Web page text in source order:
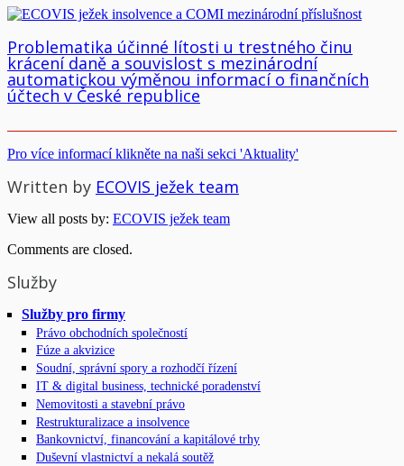
Problematika účinné lítosti u trestného činu
krácení daně a souvislost s mezinárodní
automatickou výměnou informací o finančních
účtech v České republice
Pro více informací klikněte na naši sekci 'Aktuality'
Written by ECOVIS ježek team
View all posts by: ECOVIS ježek team
Comments are closed.
Služby
Služby pro firmy
Právo obchodních společností
Fúze a akvizice
Soudní, správní spory a rozhodčí řízení
IT & digital business, technické poradenství
Nemovitosti a stavební právo
Restrukturalizace a insolvence
Bankovnictví, financování a kapitálové trhy
Duševní vlastnictví a nekalá soutěž